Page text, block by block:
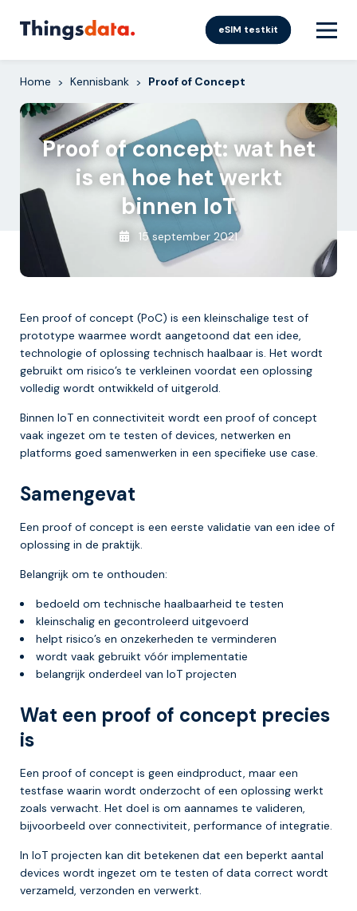
eSIM testkit
Home > Kennisbank > Proof of Concept
Proof of concept: wat het
is en hoe het werkt
binnen IoT
15 september 2021
Een proof of concept (PoC) is een kleinschalige test of
prototype waarmee wordt aangetoond dat een idee,
technologie of oplossing technisch haalbaar is. Het wordt
gebruikt om risico’s te verkleinen voordat een oplossing
volledig wordt ontwikkeld of uitgerold.
Binnen IoT en connectiviteit wordt een proof of concept
vaak ingezet om te testen of devices, netwerken en
platforms goed samenwerken in een specifieke use case.
Samengevat
Een proof of concept is een eerste validatie van een idee of
oplossing in de praktijk.
Belangrijk om te onthouden:
bedoeld om technische haalbaarheid te testen
kleinschalig en gecontroleerd uitgevoerd
helpt risico’s en onzekerheden te verminderen
wordt vaak gebruikt vóór implementatie
belangrijk onderdeel van IoT projecten
Wat een proof of concept precies
is
Een proof of concept is geen eindproduct, maar een
testfase waarin wordt onderzocht of een oplossing werkt
zoals verwacht. Het doel is om aannames te valideren,
bijvoorbeeld over connectiviteit, performance of integratie.
In IoT projecten kan dit betekenen dat een beperkt aantal
devices wordt ingezet om te testen of data correct wordt
verzameld, verzonden en verwerkt.